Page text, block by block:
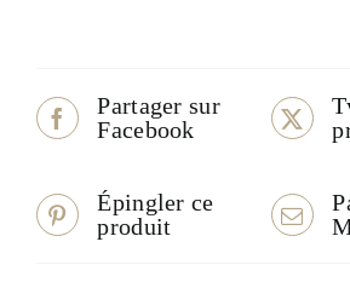
Partager sur
Facebook
Épingler ce
produit